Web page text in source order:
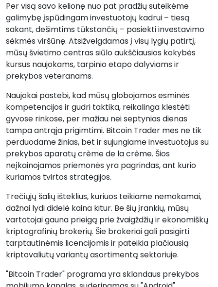
Per visą savo kelionę nuo pat pradžių suteikėme
galimybę įspūdingam investuotojų kadrui – tiesą
sakant, dešimtims tūkstančių – pasiekti investavimo
sėkmės viršūnę. Atsižvelgdamas į visų lygių patirtį,
mūsų švietimo centras siūlo aukščiausios kokybės
kursus naujokams, tarpinio etapo dalyviams ir
prekybos veteranams.
Naujokai pastebi, kad mūsų globojamos esminės
kompetencijos ir gudri taktika, reikalinga klestėti
gyvose rinkose, per mažiau nei septynias dienas
tampa antrąja prigimtimi. Bitcoin Trader mes ne tik
perduodame žinias, bet ir sujungiame investuotojus su
prekybos aparatų crème de la crème. Šios
neįkainojamos priemonės yra pagrindas, ant kurio
kuriamos tvirtos strategijos.
Trečiųjų šalių išteklius, kuriuos teikiame nemokamai,
dažnai lydi didelė kaina kitur. Be šių įrankių, mūsų
vartotojai gauna prieigą prie žvaigždžių ir ekonomiškų
kriptografinių brokerių. Šie brokeriai gali pasigirti
tarptautinėmis licencijomis ir pateikia plačiausią
kriptovaliutų variantų asortimentą sektoriuje.
"Bitcoin Trader" programa yra sklandaus prekybos